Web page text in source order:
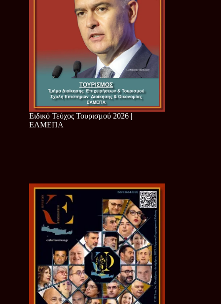
Ειδικό Τεύχος Τουρισμού 2026 |
ΕΛΜΕΠΑ